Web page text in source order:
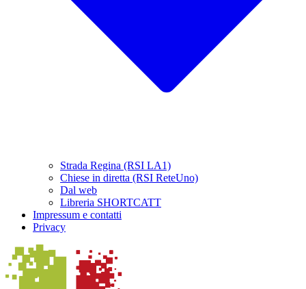
Strada Regina (RSI LA1)
Chiese in diretta (RSI ReteUno)
Dal web
Libreria SHORTCATT
Impressum e contatti
Privacy